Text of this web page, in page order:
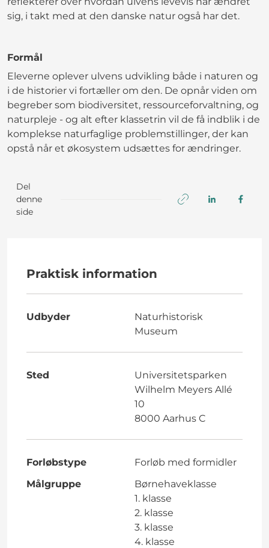
sig, i takt med at den danske natur også har det.
Formål
Eleverne oplever ulvens udvikling både i naturen og
i de historier vi fortæller om den. De opnår viden om
begreber som biodiversitet, ressourceforvaltning, og
naturpleje - og alt efter klassetrin vil de få indblik i de
komplekse naturfaglige problemstillinger, der kan
opstå når et økosystem udsættes for ændringer.
Del
denne
side
Praktisk information
Udbyder
Naturhistorisk
Museum
Sted
Universitetsparken
Wilhelm Meyers Allé
10
8000 Aarhus C
Forløbstype
Forløb med formidler
Målgruppe
Børnehaveklasse
1. klasse
2. klasse
3. klasse
4. klasse